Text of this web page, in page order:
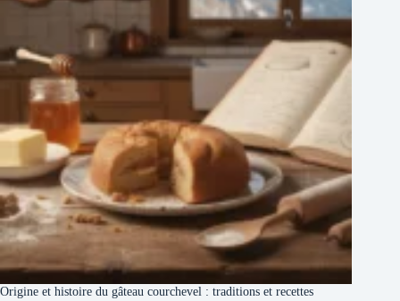
Origine et histoire du gâteau courchevel : traditions et recettes